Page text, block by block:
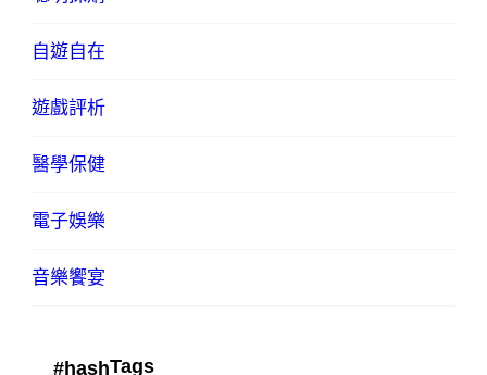
自遊自在
遊戲評析
醫學保健
電子娛樂
音樂饗宴
#hashTags